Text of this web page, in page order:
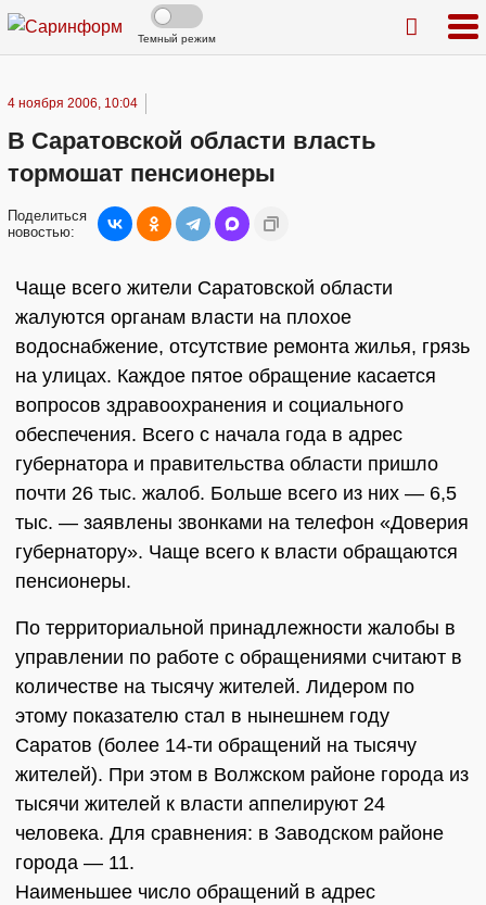
Темный режим
4 ноября 2006, 10:04
В Саратовской области власть
тормошат пенсионеры
Поделиться
новостью:
Чаще всего жители Саратовской области
жалуются органам власти на плохое
водоснабжение, отсутствие ремонта жилья, грязь
на улицах. Каждое пятое обращение касается
вопросов здравоохранения и социального
обеспечения. Всего с начала года в адрес
губернатора и правительства области пришло
почти 26 тыс. жалоб. Больше всего из них — 6,5
тыс. — заявлены звонками на телефон «Доверия
губернатору». Чаще всего к власти обращаются
пенсионеры.
По территориальной принадлежности жалобы в
управлении по работе с обращениями считают в
количестве на тысячу жителей. Лидером по
этому показателю стал в нынешнем году
Саратов (более 14-ти обращений на тысячу
жителей). При этом в Волжском районе города из
тысячи жителей к власти аппелируют 24
человека. Для сравнения: в Заводском районе
города — 11.
Наименьшее число обращений в адрес